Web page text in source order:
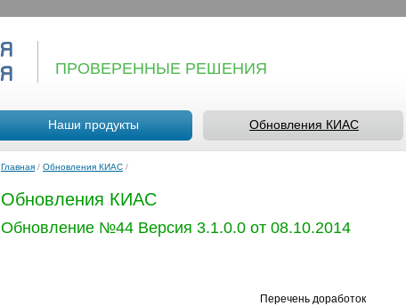
ПРОВЕРЕННЫЕ РЕШЕНИЯ
Наши продукты Обновления КИАС
Главная / Обновления КИАС /
Обновления КИАС
Обновление №44 Версия 3.1.0.0 от 08.10.2014
Перечень доработок